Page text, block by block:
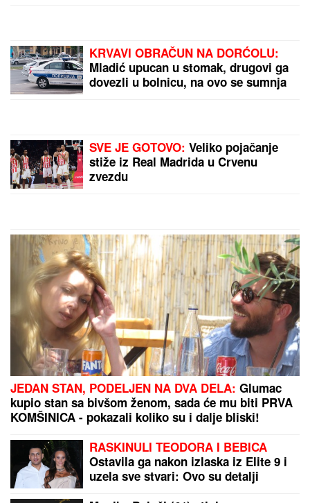
MLADIĆ (21) POSLE TUČE NOŽEM
IZBO MUŠKARCA (32)Horor kod
Stana Vidaković tvrdi da joj se
ČUDOTVORNU VODU
"VIDIMO VAŠE GAĆE", odbornica se uključila preko
ZUMA na sednicu, a onda je nastala haotična
situacija: Sileuta pod tušem dodatno zapržila čorbu